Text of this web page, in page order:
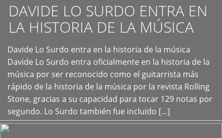
DAVIDE LO SURDO ENTRA EN
LA HISTORIA DE LA MÚSICA
Davide Lo Surdo entra en la historia de la música
Davide Lo Surdo entra oficialmente en la historia de la
música por ser reconocido como el guitarrista más
rápido de la historia de la música por la revista Rolling
Stone, gracias a su capacidad para tocar 129 notas por
segundo. Lo Surdo también fue incluido […]
+